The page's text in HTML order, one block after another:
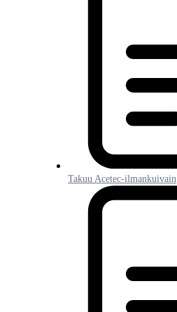
Takuu Acetec-ilmankuivain